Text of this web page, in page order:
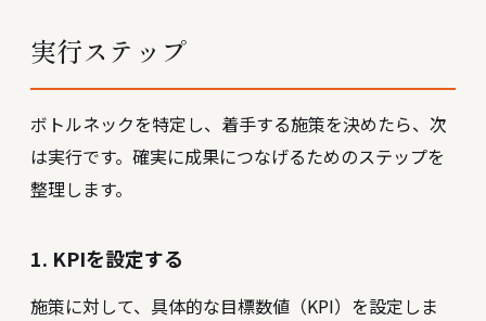
実行ステップ
ボトルネックを特定し、着手する施策を決めたら、次
は実行です。確実に成果につなげるためのステップを
整理します。
1. KPIを設定する
施策に対して、具体的な目標数値（KPI）を設定しま